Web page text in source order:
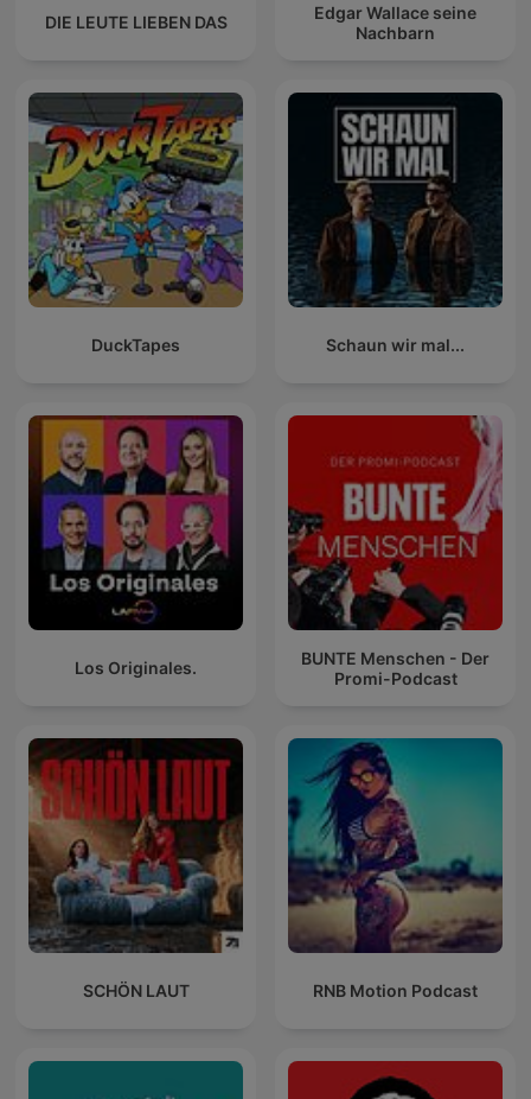
DIE LEUTE LIEBEN DAS
Edgar Wallace seine
Nachbarn
DuckTapes Schaun wir mal...
Los Originales.
BUNTE Menschen - Der
Promi-Podcast
SCHÖN LAUT RNB Motion Podcast